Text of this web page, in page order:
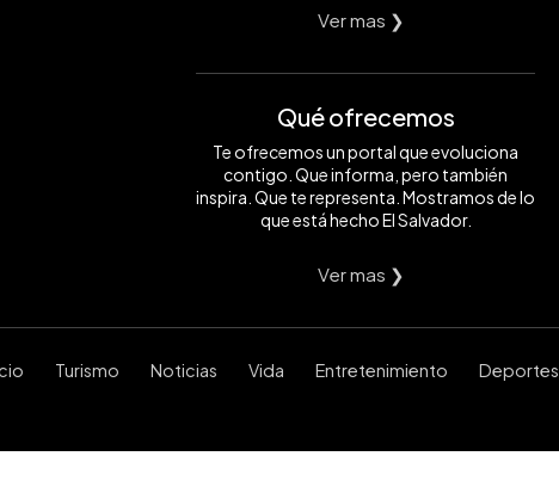
Ver mas ❯
Qué ofrecemos
Te ofrecemos un portal que evoluciona
contigo. Que informa, pero también
inspira. Que te representa. Mostramos de lo
que está hecho El Salvador.
Ver mas ❯
Turismo Noticias Vida Entretenimiento Deportes